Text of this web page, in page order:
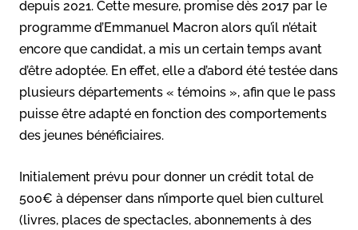
depuis 2021. Cette mesure, promise dès 2017 par le
programme d’Emmanuel Macron alors qu’il n’était
encore que candidat, a mis un certain temps avant
d’être adoptée. En effet, elle a d’abord été testée dans
plusieurs départements « témoins », afin que le pass
puisse être adapté en fonction des comportements
des jeunes bénéficiaires.
Initialement prévu pour donner un crédit total de
500€ à dépenser dans n’importe quel bien culturel
(livres, places de spectacles, abonnements à des